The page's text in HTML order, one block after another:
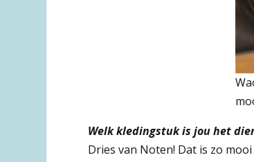
Welk kledingstuk is jou het
Dries van Noten! Dat is zo